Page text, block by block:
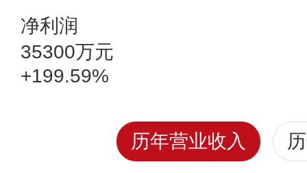
净利润
35300万元
+199.59%
历年营业收入